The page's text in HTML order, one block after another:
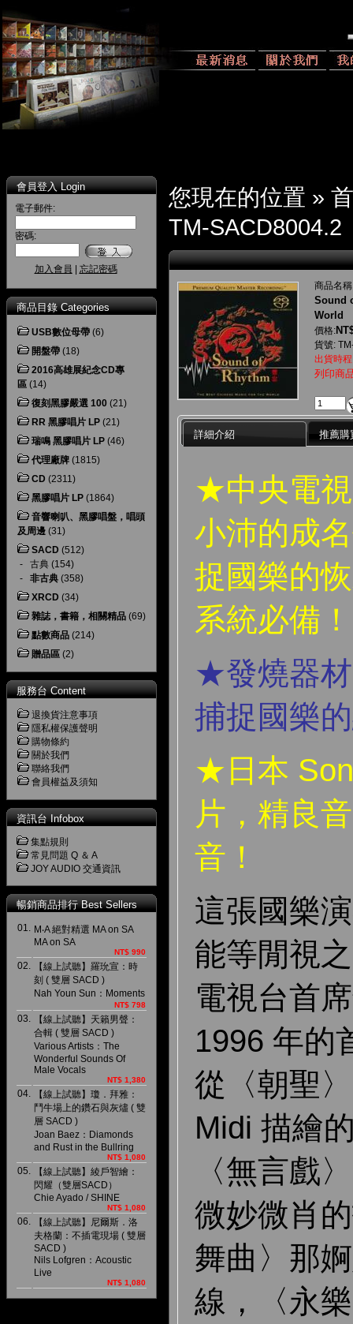
會員登入 Login
電子郵件:
密碼:
加入會員 忘記密碼
商品目錄 Categories
USB數位母帶 (6)
開盤帶 (18)
2016高雄展紀念CD專
區 (14)
復刻黑膠嚴選 100 (21)
RR 黑膠唱片 LP (21)
瑞鳴 黑膠唱片 LP (46)
代理廠牌 (1815)
CD (2311)
黑膠唱片 LP (1864)
音響喇叭、黑膠唱盤，唱頭
及周邊 (31)
SACD (512)
- 古典 (154)
- 非古典 (358)
XRCD (34)
雜誌，書籍，相關精品 (69)
點數商品 (214)
贈品區 (2)
服務台 Content
退換貨注意事項
隱私權保護聲明
購物條約
關於我們
聯絡我們
會員權益及須知
資訊台 Infobox
集點規則
常見問題 Q ＆ A
JOY AUDIO 交通資訊
暢銷商品排行 Best Sellers
01. M‧A 絕對精選 MA on SA
MA on SA
NT$ 990
02.
【線上試聽】羅玧宣：時
刻 ( 雙層 SACD )
Nah Youn Sun：Moments
NT$ 798
03.
【線上試聽】天籟男聲：
合輯 ( 雙層 SACD )
Various Artists：The
Wonderful Sounds Of
Male Vocals
NT$ 1,380
04.
【線上試聽】瓊．拜雅：
鬥牛場上的鑽石與灰燼 ( 雙
層 SACD )
Joan Baez：Diamonds
and Rust in the Bullring
NT$ 1,080
05.
【線上試聽】綾戶智繪：
閃耀（雙層SACD）
Chie Ayado / SHINE
NT$ 1,080
06.
【線上試聽】尼爾斯．洛
夫格蘭：不插電現場 ( 雙層
SACD )
Nils Lofgren：Acoustic
Live
NT$ 1,080
您現在的位置 »
TM-SACD8004.2
商品名
Sound
World
價格:
貨號:
出貨時
列印商
詳細介紹 推薦購
★中央電
小沛的成
捉國樂的
系統必備！
★發燒器
捕捉國樂
★日本
片，精良
音！
這張國樂
能等閒視
電視台首
1996 年的
從〈朝聖
Midi 描繪
〈無言戲
微妙微肖
舞曲〉那
線，〈永